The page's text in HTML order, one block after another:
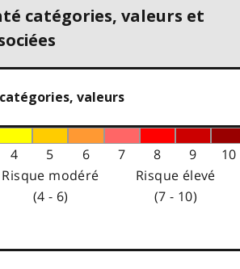
catégories, valeurs et
valeurs
4 5 6 7 8 9
10
Risque modéré
(4 - 6)
Risque élevé
(7 - 10)